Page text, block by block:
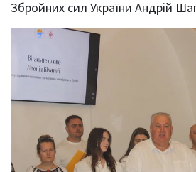
Збройних сил України Андрій